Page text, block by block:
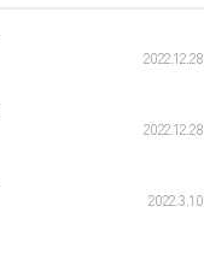
2022.12.28
2022.12.28
2022.3.10